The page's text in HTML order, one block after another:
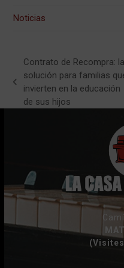
Noticias
previous
post:
Contrato de Recompra: la
solución para familias
invierten en la educación
de sus hijos